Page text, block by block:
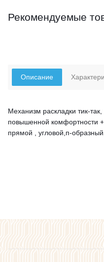
Рекомендуемые
Описание
Механизм раскладки тик-
повышенной комфортности
прямой , угловой,п-